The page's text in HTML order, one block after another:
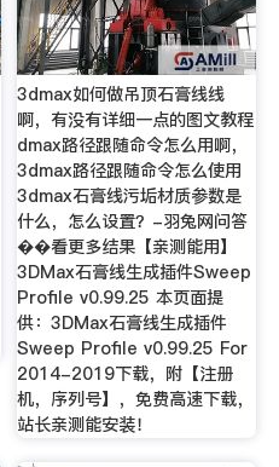
3dmax如何做吊顶石膏线线
啊，有没有详细一点的图文教程
dmax路径跟随命令怎么用啊，
3dmax路径跟随命令怎么使用
3dmax石膏线污垢材质参数是
什么，怎么设置？-羽兔网问答
��看更多结果【亲测能用】
3DMax石膏线生成插件Sweep
Profile v0.99.25 本页面提
供：3DMax石膏线生成插件
Sweep Profile v0.99.25 For
2014-2019下载，附【注册
机，序列号】，免费高速下载，
站长亲测能安装！